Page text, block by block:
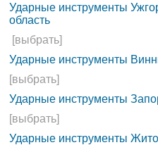
Ударные инструменты
область
[выбрать]
Ударные инструменты
[выбрать]
Ударные инструменты
[выбрать]
Ударные инструменты